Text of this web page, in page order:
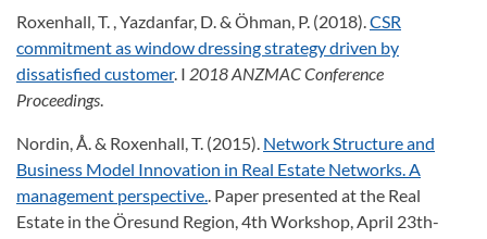
Roxenhall, T. , Yazdanfar, D. & Öhman, P. (2018).CSR
commitment as window dressing strategy driven by
dissatisfied customer. I 2018 ANZMAC Conference
Proceedings.
Nordin, Å. & Roxenhall, T. (2015). Network Structure and
Business Model Innovation in Real Estate Networks. A
management perspective.. Paper presented at the Real
Estate in the Öresund Region, 4th Workshop, April 23th-